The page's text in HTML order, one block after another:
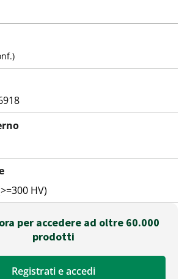
HV)
per accedere ad oltre 60.000
prodotti
Registrati e accedi